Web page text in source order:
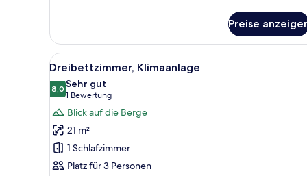
mit
King-
Bett
und
2
Etagenbetten,
Klimaanlage
Preise
Alle
Fotos
für
Dreibettzimmer,
Klimaanlage
anzeigen
Ein Hotelzimmer mit zwei
4
Dreibettzimmer, Klimaanlage
8,08,0 von 10
Sehr gut
1 Bewertung
(1
Bewertung)
Blick auf die Berge
21 m²
1 Schlafzimmer
Platz für 3 Personen